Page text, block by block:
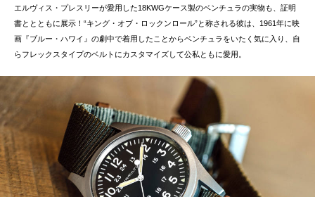
エルヴィス・プレスリーが愛用した18KWGケース製のベンチュラの実物も、証明
書ととともに展示！“キング・オブ・ロックンロール”と称される彼は、1961年に映
画『ブルー・ハワイ』の劇中で着用したことからベンチュラをいたく気に入り、自
らフレックスタイプのベルトにカスタマイズして公私ともに愛用。